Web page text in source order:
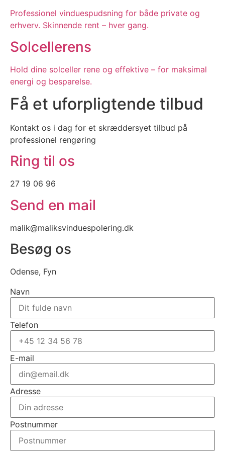
Professionel vinduespudsning for både private og
erhverv. Skinnende rent – hver gang.
Solcellerens
Hold dine solceller rene og effektive – for maksimal
energi og besparelse.
Få et uforpligtende tilbud
Kontakt os i dag for et skræddersyet tilbud på
professionel rengøring
Ring til os
27 19 06 96
Send en mail
malik@maliksvinduespolering.dk
Besøg os
Odense, Fyn
Navn
Telefon
E-mail
Adresse
Postnummer